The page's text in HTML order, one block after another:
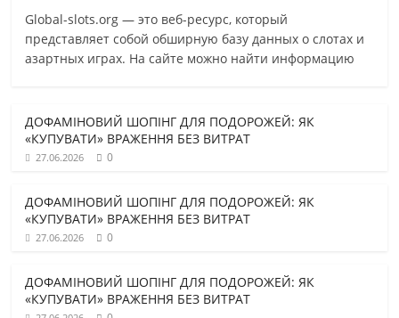
Global-slots.org — это веб-ресурс, который
представляет собой обширную базу данных о слотах и
азартных играх. На сайте можно найти информацию
ДОФАМІНОВИЙ ШОПІНГ ДЛЯ ПОДОРОЖЕЙ: ЯК
«КУПУВАТИ» ВРАЖЕННЯ БЕЗ ВИТРАТ
27.06.2026 0
ДОФАМІНОВИЙ ШОПІНГ ДЛЯ ПОДОРОЖЕЙ: ЯК
«КУПУВАТИ» ВРАЖЕННЯ БЕЗ ВИТРАТ
27.06.2026 0
ДОФАМІНОВИЙ ШОПІНГ ДЛЯ ПОДОРОЖЕЙ: ЯК
«КУПУВАТИ» ВРАЖЕННЯ БЕЗ ВИТРАТ